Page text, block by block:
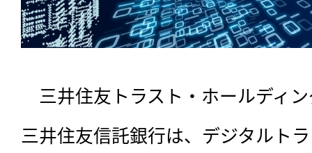
三井住友トラスト・ホールディ
三井住友信託銀行は、デジタルト